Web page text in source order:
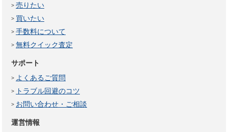
売りたい
買いたい
手数料について
無料クイック査定
サポート
よくあるご質問
トラブル回避のコツ
お問い合わせ・ご相談
運営情報